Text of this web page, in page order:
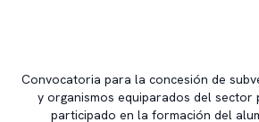
Convocatoria para la concesión de
y organismos equiparados del sector
participado en la formación del